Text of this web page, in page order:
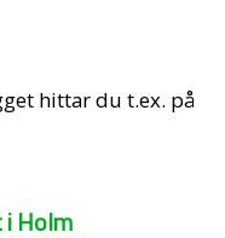
hittar du t.ex. på
i Holm